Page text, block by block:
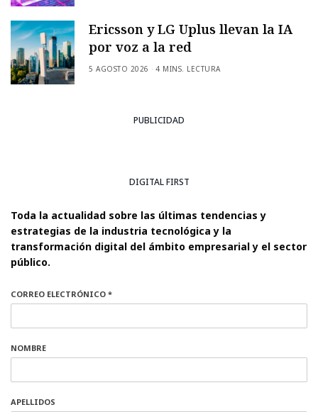
Ericsson y LG Uplus llevan la IA
por voz a la red
5 AGOSTO 2026 4 MINS. LECTURA
PUBLICIDAD
DIGITAL FIRST
Toda la actualidad sobre las últimas tendencias y
estrategias de la industria tecnológica y la
transformación digital del ámbito empresarial y el sector
público.
CORREO ELECTRÓNICO *
NOMBRE
APELLIDOS